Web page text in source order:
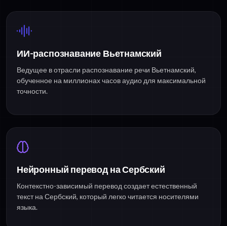
ИИ-распознавание Вьетнамский
Ведущее в отрасли распознавание речи Вьетнамский,
обученное на миллионах часов аудио для максимальной
точности.
Нейронный перевод на Сербский
Контекстно-зависимый перевод создает естественный
текст на Сербский, который легко читается носителями
языка.